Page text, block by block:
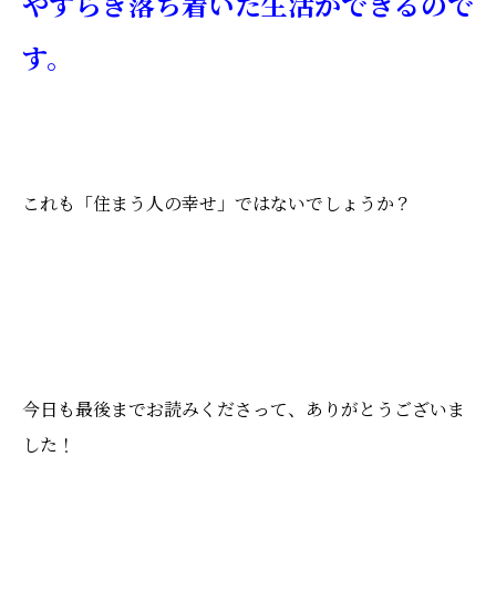
す。
これも「住まう人の幸せ」ではないでしょうか？
今日も最後までお読みくださって、ありがとうございま
した！